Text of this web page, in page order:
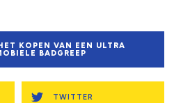
KOPEN VAN EEN ULTRA
BADGREEP
TWITTER